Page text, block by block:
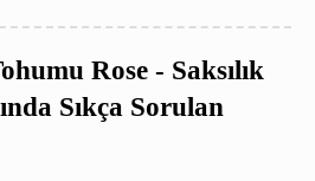
Rose - Saksılık
Sıkça Sorulan